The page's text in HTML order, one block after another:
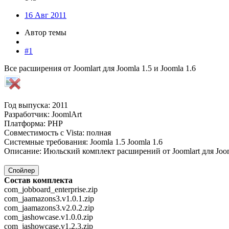
16 Авг 2011
Автор темы
#1
Все расширения от Joomlart для Joomla 1.5 и Joomla 1.6
Год выпуска: 2011
Разработчик: JoomlArt
Платформа: PHP
Совместимость с Vista: полная
Системные требования: Joomla 1.5 Joomla 1.6
Описание: Июльский комплект расширений от Joomlart для
Спойлер
Состав комплекта
com_jobboard_enterprise.zip
com_jaamazons3.v1.0.1.zip
com_jaamazons3.v2.0.2.zip
com_jashowcase.v1.0.0.zip
com_jashowcase.v1.2.3.zip